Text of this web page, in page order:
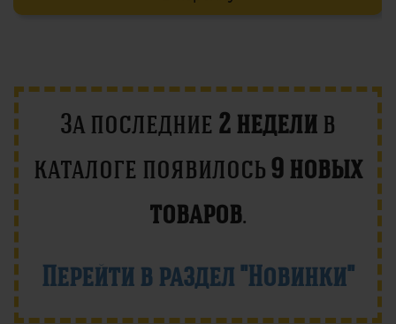
За последние 2 недели в
каталоге появилось 9 новых
товаров.
Перейти в раздел "Новинки"